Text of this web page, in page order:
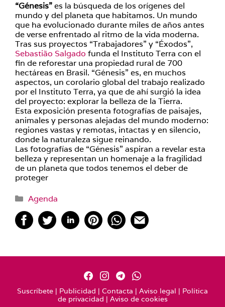
“Génesis”es la búsqueda de los orígenes del
mundo y del planeta que habitamos. Un mundo
que ha evolucionado durante miles de años antes
de verse enfrentado al ritmo de la vida moderna.
Tras sus proyectos “Trabajadores” y “Éxodos”,
Sebastião Salgado funda el Instituto Terra con el
fin de reforestar una propiedad rural de 700
hectáreas en Brasil. “Génesis” es, en muchos
aspectos, un corolario global del trabajo realizado
por el Instituto Terra, ya que de ahí surgió la idea
del proyecto: explorar la belleza de la Tierra.
Esta exposición presenta fotografías de paisajes,
animales y personas alejadas del mundo moderno:
regiones vastas y remotas, intactas y en silencio,
donde la naturaleza sigue reinando.
Las fotografías de “Génesis” aspiran a revelar esta
belleza y representan un homenaje a la fragilidad
de un planeta que todos tenemos el deber de
proteger
Categorías
Agenda
Suscríbete | Publicidad | Contacta | Aviso legal | Política
de privacidad | Aviso de cookies